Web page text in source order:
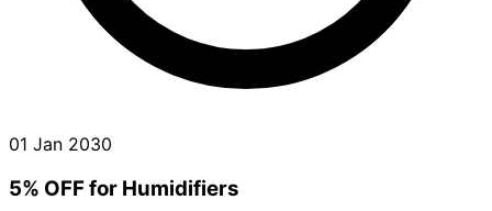
01 Jan 2030
5% OFF for Humidifiers